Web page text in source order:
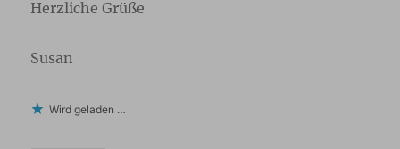
Herzliche Grüße
Susan
Wird geladen …